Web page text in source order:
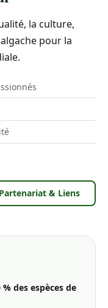
la culture,
pour la
Partenariat & Liens
des espèces de